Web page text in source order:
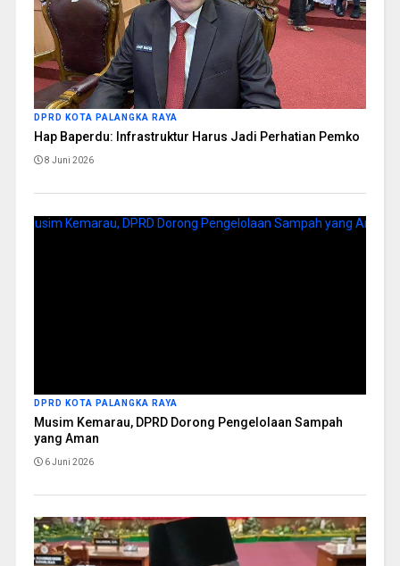
DPRD KOTA PALANGKA RAYA
Hap Baperdu: Infrastruktur Harus Jadi Perhatian Pemko
8 Juni 2026
DPRD KOTA PALANGKA RAYA
Musim Kemarau, DPRD Dorong Pengelolaan Sampah
yang Aman
6 Juni 2026